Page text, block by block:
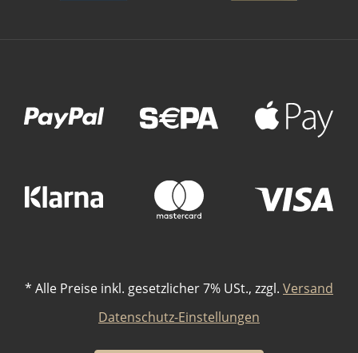
* Alle Preise inkl. gesetzlicher 7% USt., zzgl. Versand
Datenschutz-Einstellungen